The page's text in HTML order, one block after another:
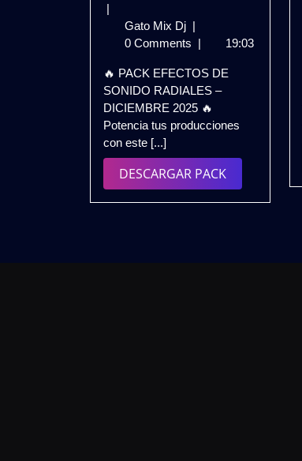
de
|
Gato Mix Dj PACK
EFECTOS
SONDIO
RADIALES
–
DICIEMBRE
Gratis
|
0 Comments | 19:03
🔥 PACK EFECTOS DE
SONIDO RADIALES –
DICIEMBRE 2025 🔥
Potencia tus producciones
con este [...]
DESCARGAR PACKDESCARGAR
PACK